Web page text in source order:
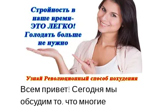
Всем привет! Сегодня мы
обсудим то, что многие